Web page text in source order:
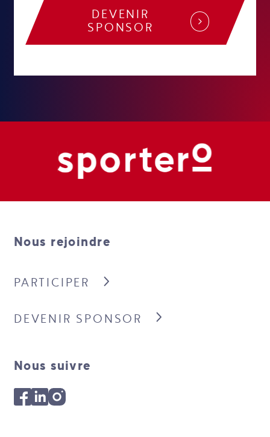
DEVENIR
SPONSOR
Nous rejoindre
PARTICIPER
DEVENIR SPONSOR
Nous suivre